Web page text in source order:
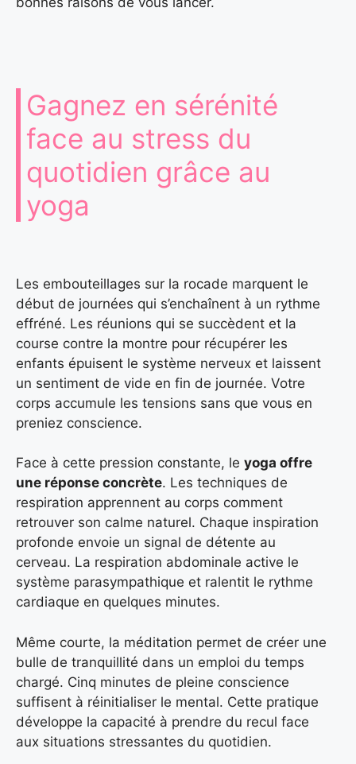
Gagnez en sérénité
face au stress du
quotidien grâce au
yoga
Les embouteillages sur la rocade marquent le
début de journées qui s’enchaînent à un rythme
effréné. Les réunions qui se succèdent et la
course contre la montre pour récupérer les
enfants épuisent le système nerveux et laissent
un sentiment de vide en fin de journée. Votre
corps accumule les tensions sans que vous en
preniez conscience.
Face à cette pression constante, le yoga offre
une réponse concrète. Les techniques de
respiration apprennent au corps comment
retrouver son calme naturel. Chaque inspiration
profonde envoie un signal de détente au
cerveau. La respiration abdominale active le
système parasympathique et ralentit le rythme
cardiaque en quelques minutes.
Même courte, la méditation permet de créer une
bulle de tranquillité dans un emploi du temps
chargé. Cinq minutes de pleine conscience
suffisent à réinitialiser le mental. Cette pratique
développe la capacité à prendre du recul face
aux situations stressantes du quotidien.